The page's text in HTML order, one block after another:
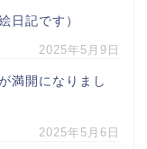
日記です）
2025年5月9日
満開になりまし
2025年5月6日